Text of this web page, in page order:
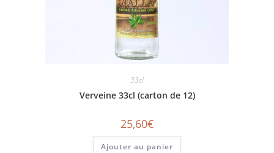
33cl
Verveine 33cl (carton de 12)
25,60€
Ajouter au panier